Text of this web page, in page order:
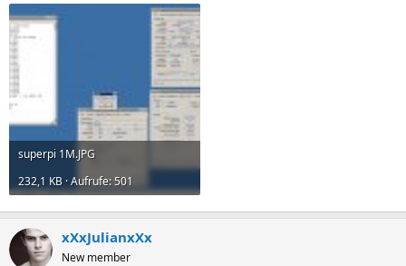
superpi 1M.JPG
232,1 KB · Aufrufe: 501
xXxJulianxXx
New member